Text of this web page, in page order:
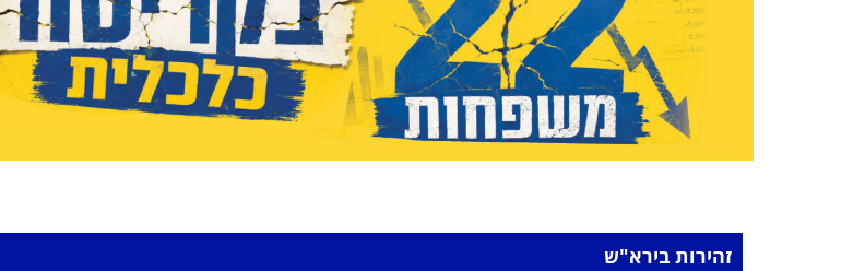
זהירות בירא"ש